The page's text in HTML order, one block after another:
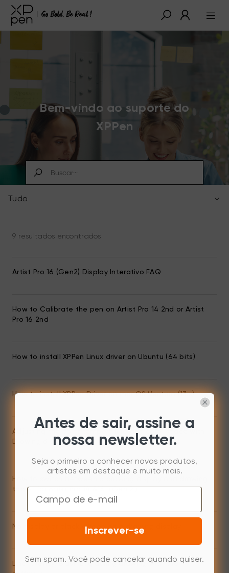
Bem-vindo ao suporte do
XPPen
Tudo
9 resultados encontrados
Artist Pro 16 (Gen2) Display Interativo FAQ
How to Calibrate the pen on Artist Pro 14 2nd or Artist
Pro 16 2nd
How to install XPPen Linux driver on Ubuntu (64 bits)
How to install XPPen Driver on macOS Ventura (13.x)
Adjusting the color temperature and color space with
Drawing display.
How to switch between a drawing display and drawing
tablet for Artist Pro 14 &16（Gen 2）
No display or black screen on a drawing display.
Line latency/Brush Lag during drawing with the
Antes de sair, assine a
nossa newsletter.
Seja o primeiro a conhecer novos produtos,
artistas em destaque e muito mais.
Email
Inscrever-se
Sem spam. Você pode cancelar quando quiser.